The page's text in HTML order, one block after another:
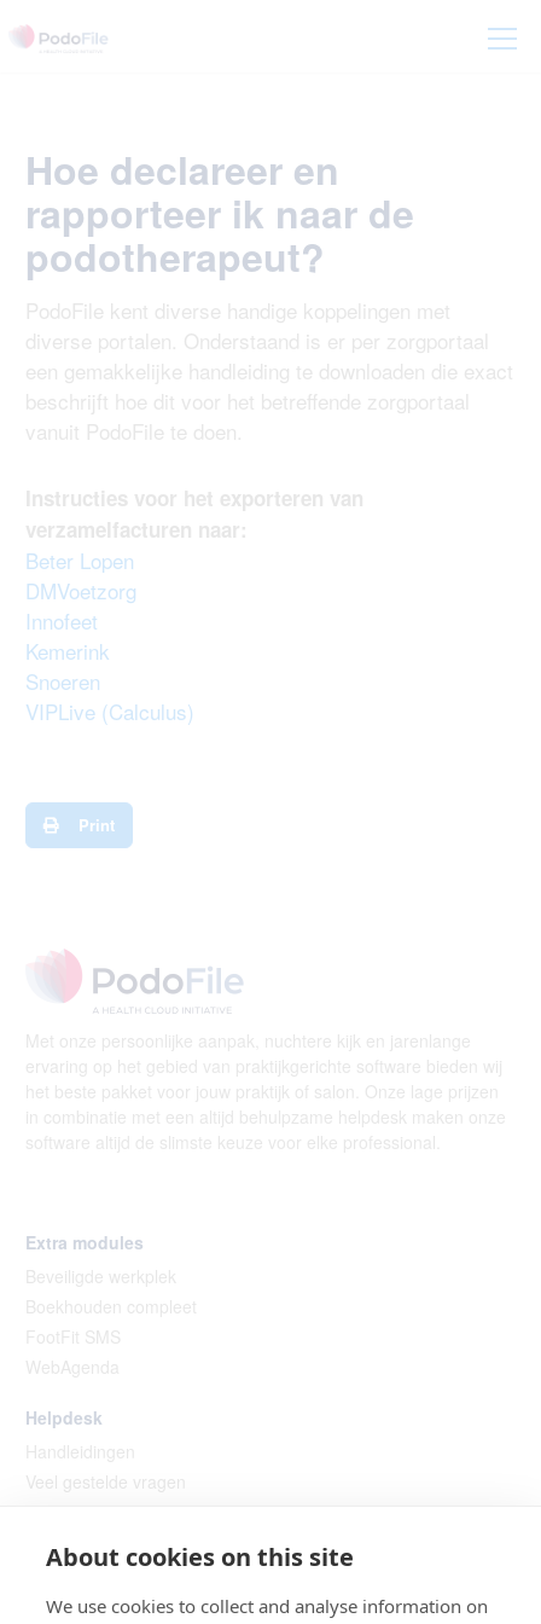
About cookies on this site
We use cookies to collect and analyse information on
Hoe declareer en
rapporteer ik naar de
podotherapeut?
PodoFile kent diverse handige koppelingen met
diverse portalen. Onderstaand is er per zorgportaal
een gemakkelijke handleiding te downloaden die exact
beschrijft hoe dit voor het betreffende zorgportaal
vanuit PodoFile te doen.
Instructies voor het exporteren van
verzamelfacturen naar:
Beter Lopen
DMVoetzorg
Innofeet
Kemerink
Snoeren
VIPLive (Calculus)
Print
Met onze persoonlijke aanpak, nuchtere kijk en jarenlange
ervaring op het gebied van praktijkgerichte software bieden wij
het beste pakket voor jouw praktijk of salon. Onze lage prijzen
in combinatie met een altijd behulpzame helpdesk maken onze
software altijd de slimste keuze voor elke professional.
Extra modules
Beveiligde werkplek
Boekhouden compleet
FootFit SMS
WebAgenda
Helpdesk
Handleidingen
Veel gestelde vragen
Hulp op afstand